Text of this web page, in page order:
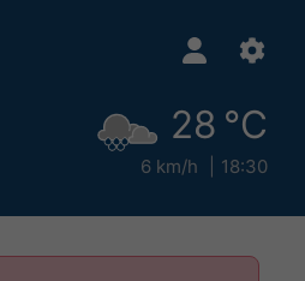
28 °C
6 km/h 18:30